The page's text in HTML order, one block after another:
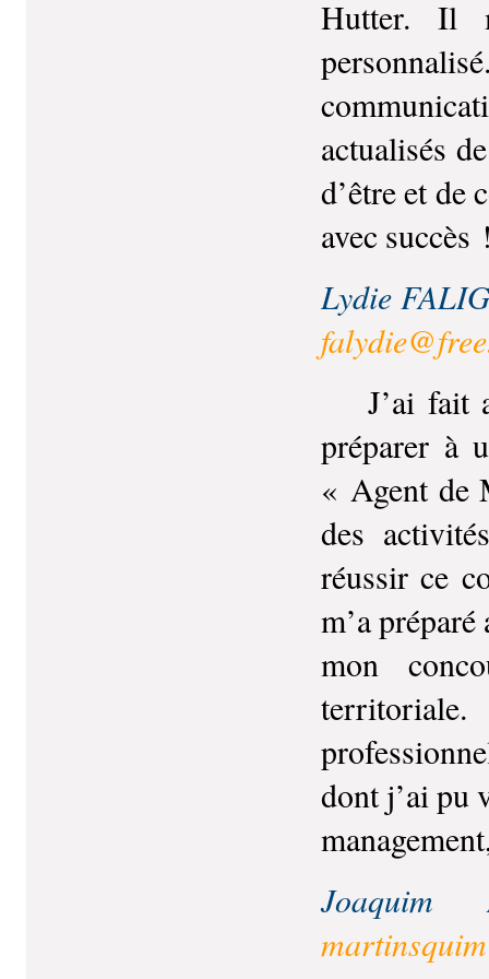
Hutter. Il
actualisés
d’être et de
avec succès
Lydie
J’ai fait
préparer à
« Agent de
des
réussir ce
m’a
mon
dont j’ai pu
Joaquim